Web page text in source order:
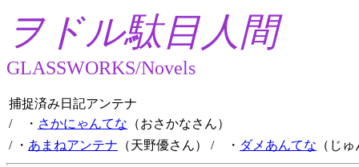
ヲドル駄目人間
GLASSWORKS/Novels
捕捉済み日記アンテナ
/ ・ さかにゃんてな （おさかなさん）
/ ・ あまねアンテナ （天野優さん） / ・ ダメあんてな （じ